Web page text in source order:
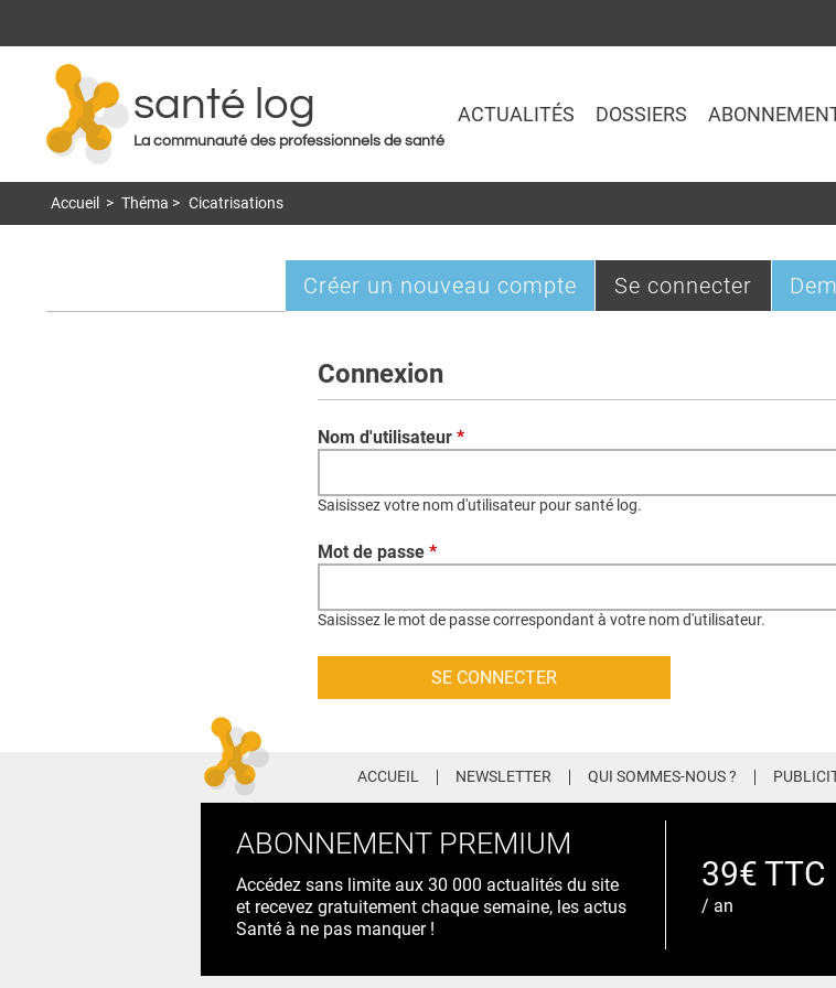
santé log
La communauté des professionnels de santé
ACTUALITÉS DOSSIERS
Accueil > Théma > Cicatrisations
Onglets
Créer un nouveau compte Se connecter (onglet
actif)
Connexion
Nom d'utilisateur *
Saisissez votre nom d'utilisateur pour santé log.
Mot de passe *
Saisissez le mot de passe correspondant à votre nom d'utilisateur.
ACCUEIL NEWSLETTER QUI SOMMES-NOUS ?
ABONNEMENT PREMIUM
Accédez sans limite aux 30 000 actualités du site
et recevez gratuitement chaque semaine, les actus
Santé à ne pas manquer !
39€ TTC
/ an